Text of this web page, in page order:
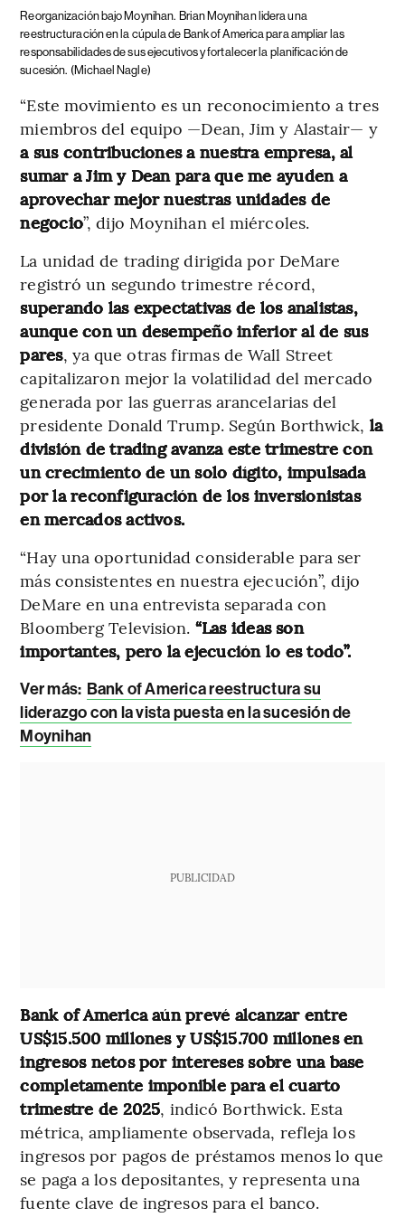
Reorganización bajo Moynihan. Brian Moynihan lidera una
reestructuración en la cúpula de Bank of America para ampliar las
responsabilidades de sus ejecutivos y fortalecer la planificación de
sucesión. (Michael Nagle)
“Este movimiento es un reconocimiento a tres
miembros del equipo —Dean, Jim y Alastair— y
a sus contribuciones a nuestra empresa, al
sumar a Jim y Dean para que me ayuden a
aprovechar mejor nuestras unidades de
negocio”, dijo Moynihan el miércoles.
La unidad de trading dirigida por DeMare
registró un segundo trimestre récord,
superando las expectativas de los analistas,
aunque con un desempeño inferior al de sus
pares, ya que otras firmas de Wall Street
capitalizaron mejor la volatilidad del mercado
generada por las guerras arancelarias del
presidente Donald Trump. Según Borthwick, la
división de trading avanza este trimestre con
un crecimiento de un solo dígito, impulsada
por la reconfiguración de los inversionistas
en mercados activos.
“Hay una oportunidad considerable para ser
más consistentes en nuestra ejecución”, dijo
DeMare en una entrevista separada con
Bloomberg Television. “Las ideas son
importantes, pero la ejecución lo es todo”.
Ver más: Bank of America reestructura su
liderazgo con la vista puesta en la sucesión de
Moynihan
PUBLICIDAD
Bank of America aún prevé alcanzar entre
US$15.500 millones y US$15.700 millones en
ingresos netos por intereses sobre una base
completamente imponible para el cuarto
trimestre de 2025, indicó Borthwick. Esta
métrica, ampliamente observada, refleja los
ingresos por pagos de préstamos menos lo que
se paga a los depositantes, y representa una
fuente clave de ingresos para el banco.